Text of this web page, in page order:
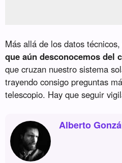
Más allá de los datos
que aún desconocemos del
que cruzan nuestro sistema
trayendo consigo preguntas
telescopio. Hay que seguir
Alberto